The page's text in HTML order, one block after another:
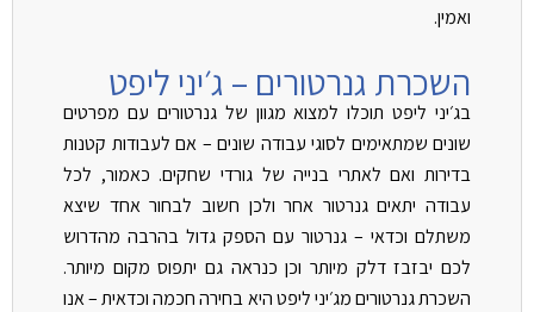
ואמין.
השכרת גנרטורים – ג׳יני ליפט
בג׳יני ליפט תוכלו למצוא מגוון של גנרטורים עם מפרטים
שונים שמתאימים לסוגי עבודה שונים – אם לעבודות קטנות
בדירות ואם לאתרי בנייה של גורדי שחקים. כאמור, לכל
עבודה יתאים גנרטור אחר ולכן חשוב לבחור אחד שיצא
משתלם וכדאי – גנרטור עם הספק גדול בהרבה מהדרוש
לכם יבזבז דלק מיותר וכן כנראה גם יתפוס מקום מיותר.
השכרת גנרטורים מג׳יני ליפט היא בחירה חכמה וכדאית – אנו